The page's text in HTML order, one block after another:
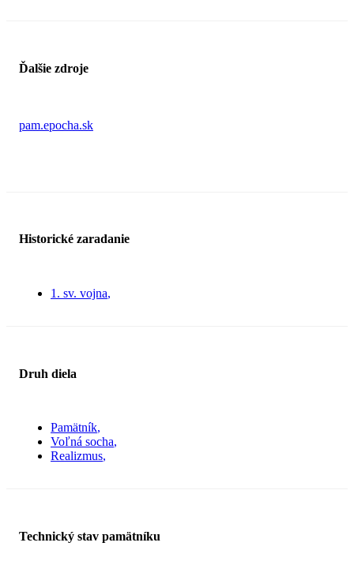
Ďalšie zdroje
pam.epocha.sk
Historické zaradanie
1. sv. vojna
Druh diela
Pamätník
Voľná socha
Realizmus
Technický stav pamätníku